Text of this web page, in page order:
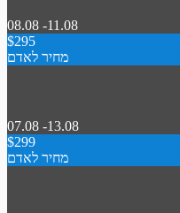
08.08 -11.08
$295
מחיר לאדם
07.08 -13.08
$299
מחיר לאדם